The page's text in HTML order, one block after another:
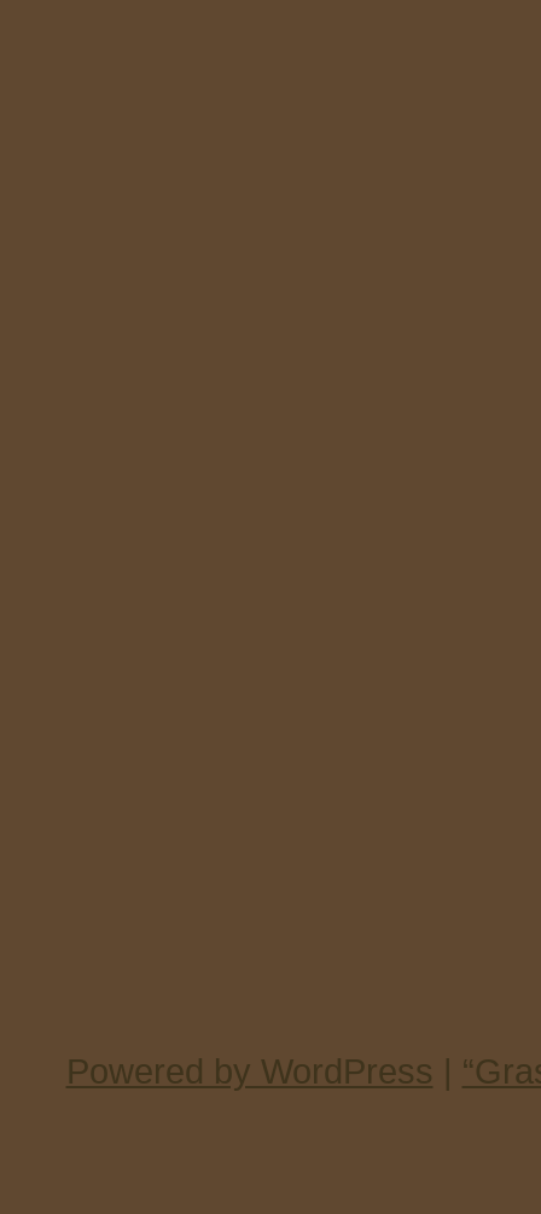
Powered by WordPress |